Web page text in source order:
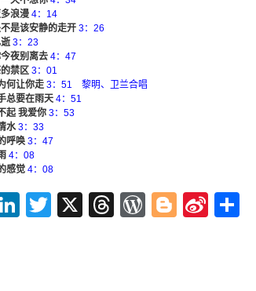
浪漫 4：14
是该安静的走开 3：26
3：23
夜别离去 4：47
禁区 3：01
何让你走 3：51 黎明、卫兰合唱
总要在雨天 4：51
起 我爱你 3：53
水 3：33
呼唤 3：47
4：08
感觉 4：08
Qzone
LinkedIn
Twitter
X Threads
WordPress
Blogger
Sina